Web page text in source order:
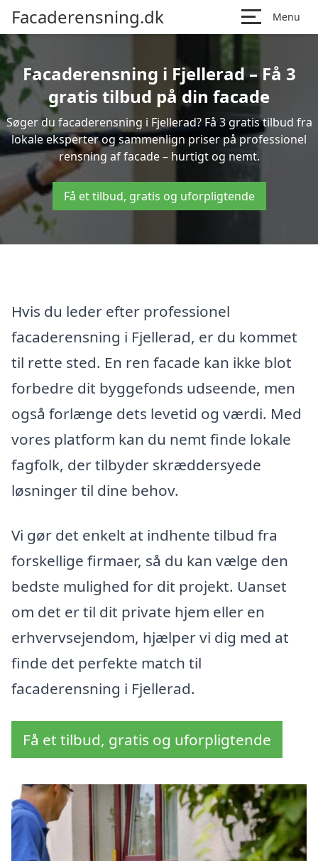
Facaderensning.dk Menu
Facaderensning i Fjellerad – Få 3
gratis tilbud på din facade
Søger du facaderensning i Fjellerad? Få 3 gratis tilbud fra
lokale eksperter og sammenlign priser på professionel
rensning af facade – hurtigt og nemt.
Få et tilbud, gratis og uforpligtende
Hvis du leder efter professionel
facaderensning i Fjellerad, er du kommet
til rette sted. En ren facade kan ikke blot
forbedre dit byggefonds udseende, men
også forlænge dets levetid og værdi. Med
vores platform kan du nemt finde lokale
fagfolk, der tilbyder skræddersyede
løsninger til dine behov.
Vi gør det enkelt at indhente tilbud fra
forskellige firmaer, så du kan vælge den
bedste mulighed for dit projekt. Uanset
om det er til dit private hjem eller en
erhvervsejendom, hjælper vi dig med at
finde det perfekte match til
facaderensning i Fjellerad.
Få et tilbud, gratis og uforpligtende